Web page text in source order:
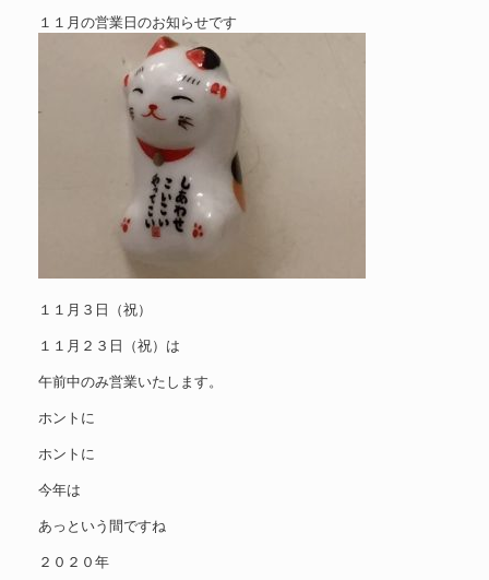
１１月の営業日のお知らせです
１１月３日（祝）
１１月２３日（祝）は
午前中のみ営業いたします。
ホントに
ホントに
今年は
あっという間ですね
２０２０年